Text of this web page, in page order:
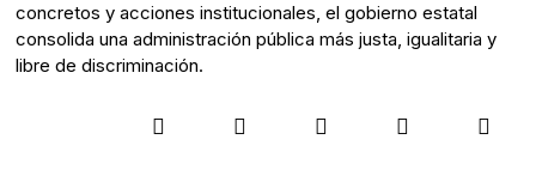
concretos y acciones institucionales, el gobierno estatal
consolida una administración pública más justa, igualitaria y
libre de discriminación.